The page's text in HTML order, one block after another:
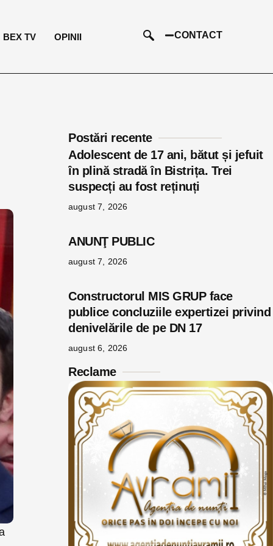
BEX TV OPINII CONTACT
Postări recente
Adolescent de 17 ani, bătut și jefuit
în plină stradă în Bistrița. Trei
suspecți au fost reținuți
august 7, 2026
ANUNŢ PUBLIC
august 7, 2026
Constructorul MIS GRUP face
publice concluziile expertizei privind
denivelările de pe DN 17
august 6, 2026
Reclame